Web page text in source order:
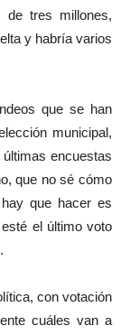
de tres millones,
y habría varios
que se han
municipal,
encuestas
que no sé cómo
que hacer es
el último voto
con votación
cuáles van a